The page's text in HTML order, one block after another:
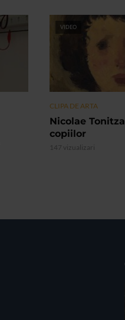
VIDEO
CLIPA DE ARTA
Nicolae
copiilor
147 vizualizari